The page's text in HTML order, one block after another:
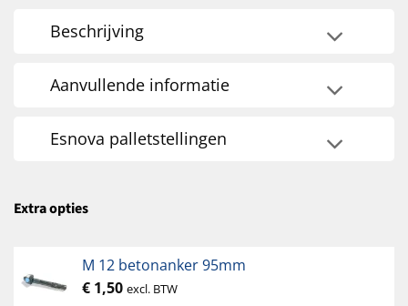
Beschrijving
Aanvullende informatie
Esnova palletstellingen
Extra opties
M 12 betonanker 95mm
€ 1,50 excl. BTW